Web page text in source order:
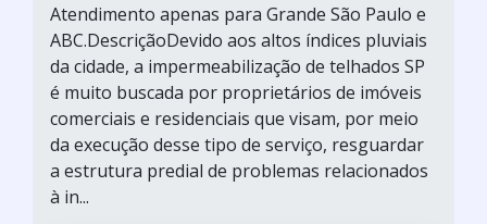
Atendimento apenas para Grande São Paulo e
ABC.DescriçãoDevido aos altos índices pluviais
da cidade, a impermeabilização de telhados SP
é muito buscada por proprietários de imóveis
comerciais e residenciais que visam, por meio
da execução desse tipo de serviço, resguardar
a estrutura predial de problemas relacionados
à in...